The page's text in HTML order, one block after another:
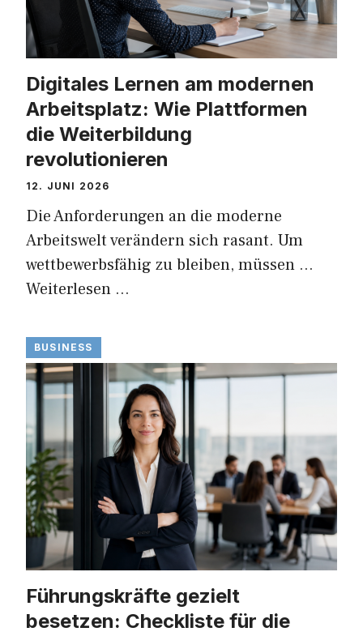
Digitales Lernen am modernen
Arbeitsplatz: Wie Plattformen
die Weiterbildung
revolutionieren
12. JUNI 2026
Die Anforderungen an die moderne
Arbeitswelt verändern sich rasant. Um
wettbewerbsfähig zu bleiben, müssen …
Weiterlesen …
BUSINESS
Führungskräfte gezielt
besetzen: Checkliste für die